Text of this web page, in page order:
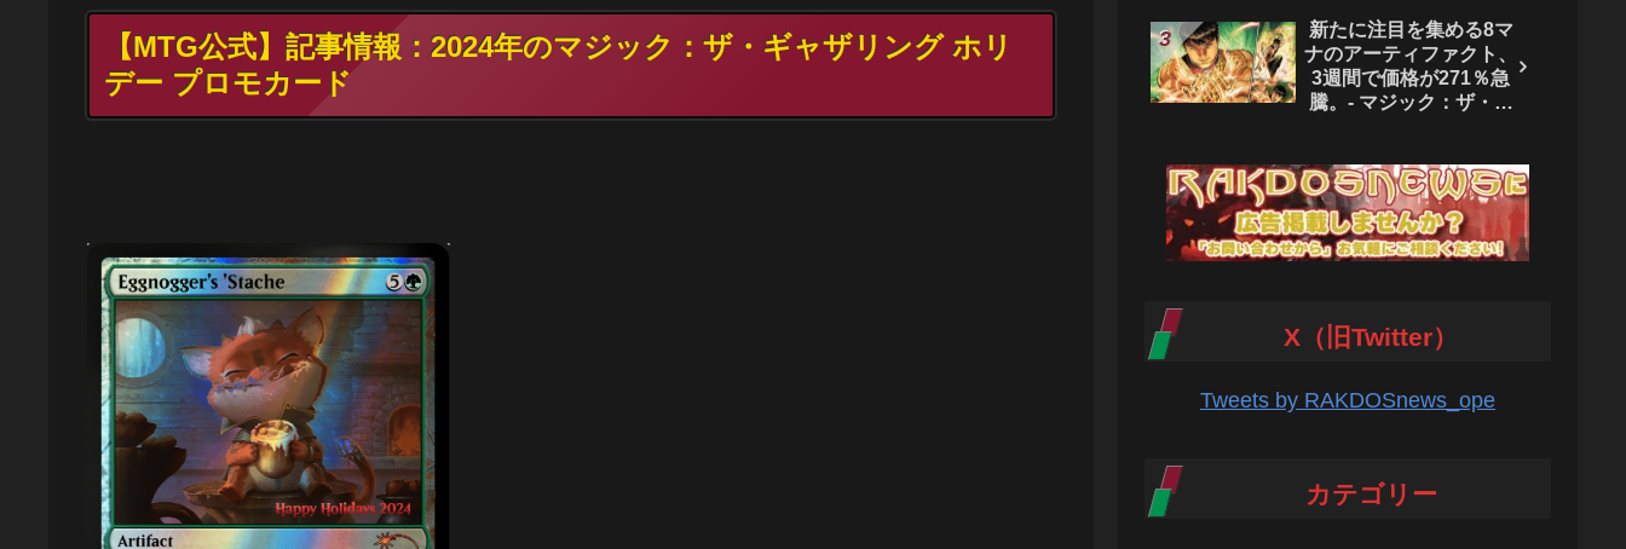
【MTG公式】記事情報：2024年のマジック：ザ・ギャザリング ホリ
デー プロモカード
ク：ザ・ギャザリング
新たに注目を集める8マ
ナのアーティファクト、
3週間で価格が271％急
騰。- マジック：ザ・ギ
X（旧Twitter）
Tweets by RAKDOSnews_ope
カテゴリー